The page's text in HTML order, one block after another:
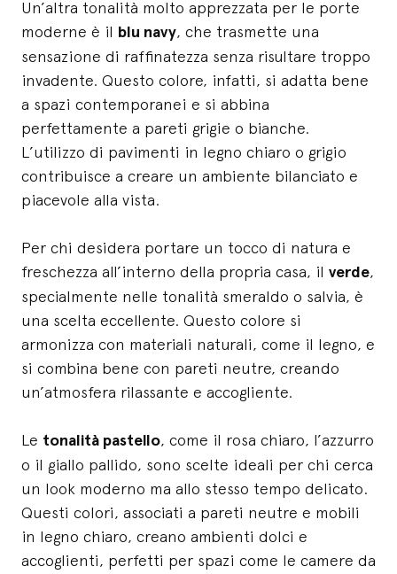
Un’altra tonalità molto apprezzata per le porte
moderne è il blu navy, che trasmette una
sensazione di raffinatezza senza risultare troppo
invadente. Questo colore, infatti, si adatta bene
a spazi contemporanei e si abbina
perfettamente a pareti grigie o bianche.
L’utilizzo di pavimenti in legno chiaro o grigio
contribuisce a creare un ambiente bilanciato e
piacevole alla vista.
Per chi desidera portare un tocco di natura e
freschezza all’interno della propria casa, il verde,
specialmente nelle tonalità smeraldo o salvia, è
una scelta eccellente. Questo colore si
armonizza con materiali naturali, come il legno, e
si combina bene con pareti neutre, creando
un’atmosfera rilassante e accogliente.
Le tonalità pastello, come il rosa chiaro, l’azzurro
o il giallo pallido, sono scelte ideali per chi cerca
un look moderno ma allo stesso tempo delicato.
Questi colori, associati a pareti neutre e mobili
in legno chiaro, creano ambienti dolci e
accoglienti, perfetti per spazi come le camere da